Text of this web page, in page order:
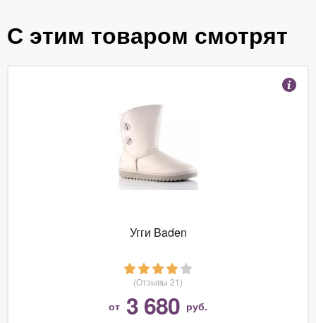
С этим товаром смотрят
Угги Baden
(Отзывы 21)
от 3 680 руб.